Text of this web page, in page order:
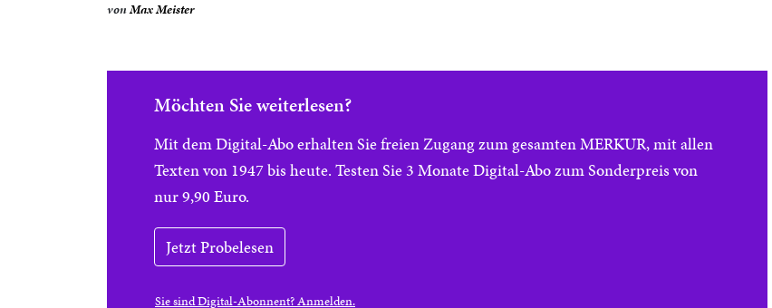
vonMax Meister
Möchten Sie weiterlesen?
Mit dem Digital-Abo erhalten Sie freien Zugang zum gesamten MERKUR, mit allen
Texten von 1947 bis heute. Testen Sie 3 Monate Digital-Abo zum Sonderpreis von
nur 9,90 Euro.
Jetzt Probelesen
Sie sind Digital-Abonnent? Anmelden.